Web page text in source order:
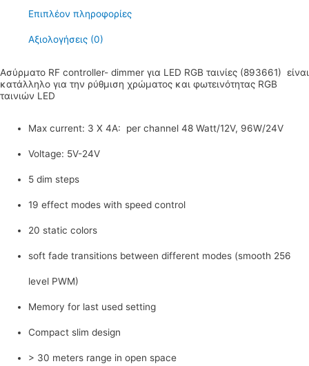
Επιπλέον πληροφορίες
Αξιολογήσεις (0)
Ασύρματο RF controller- dimmer για LED RGB ταινίες (893661) είναι
κατάλληλο για την ρύθμιση χρώματος και φωτεινότητας RGB
ταινιών LED
Max current: 3 X 4A: per channel 48 Watt/12V, 96W/24V
Voltage: 5V-24V
5 dim steps
19 effect modes with speed control
20 static colors
soft fade transitions between different modes (smooth 256
level PWM)
Memory for last used setting
Compact slim design
> 30 meters range in open space